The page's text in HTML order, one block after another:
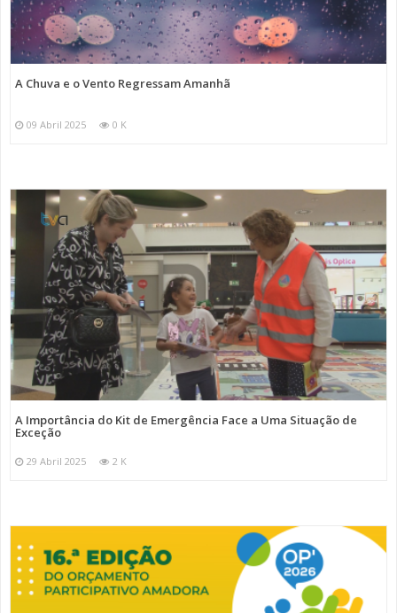
A Chuva e o Vento Regressam Amanhã
09 Abril 2025 0 K
A Importância do Kit de Emergência Face a Uma Situação de
Exceção
29 Abril 2025 2 K